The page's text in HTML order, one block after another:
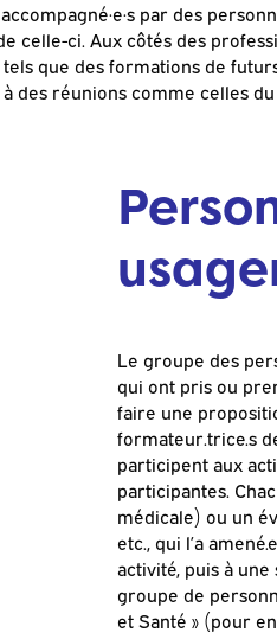
par des
celle-ci. Aux côtés des
que des formations de
des réunions comme celles
Le groupe des
qui ont pris ou
faire une
formateur.trice.s
participent aux
participantes.
médicale) ou un
etc., qui l’a
activité, puis à
groupe de
et Santé » (pour